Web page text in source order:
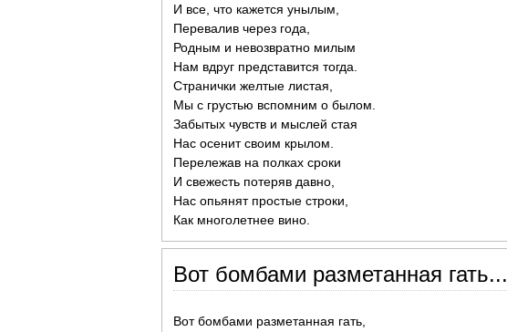
И все, что кажется унылым,
Перевалив через года,
Родным и невозвратно милым
Нам вдруг представится тогда.
Странички желтые листая,
Мы с грустью вспомним о былом.
Забытых чувств и мыслей стая
Нас осенит своим крылом.
Перележав на полках сроки
И свежесть потеряв давно,
Нас опьянят простые строки,
Как многолетнее вино.
Вот бомбами разметанная гать...
Вот бомбами разметанная гать,